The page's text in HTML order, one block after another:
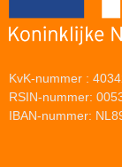
KvK-nummer :
RSIN-nummer:
IBAN-nummer: